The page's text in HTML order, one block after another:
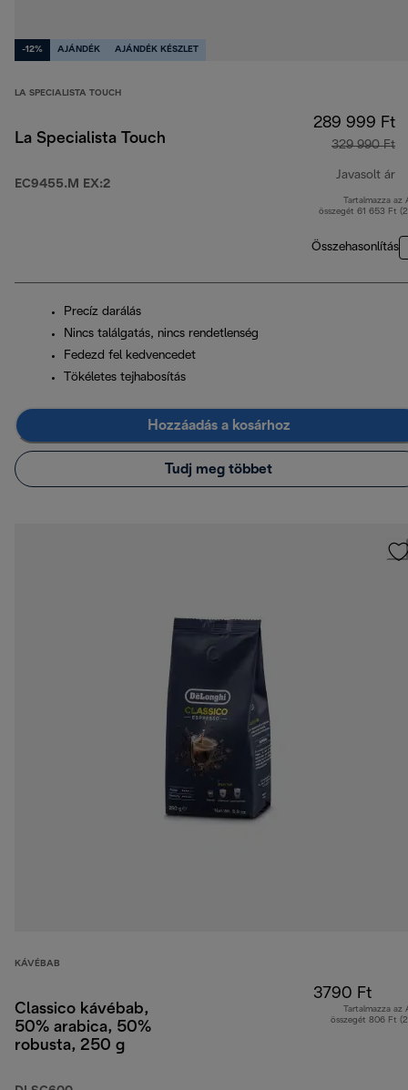
-12% AJÁNDÉK AJÁNDÉK KÉSZLET
LA SPECIALISTA TOUCH
La Specialista Touch
EC9455.M EX:2
289 999 Ft
329 990 Ft
Javasolt ár
Tartalmazza az
összegét 61 653 Ft
Összehasonlítás
Precíz darálás
Nincs találgatás, nincs rendetlenség
Fedezd fel kedvencedet
Tökéletes tejhabosítás
Hozzáadás a kosárhoz
Tudj meg többet
KÁVÉBAB
Classico kávébab,
50% arabica, 50%
robusta, 250 g
3790 Ft
Tartalmazza az
összegét 806 Ft